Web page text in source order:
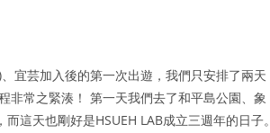
宜芸加入後的第一次出遊，我們只安排了兩天
常之緊湊！ 第一天我們去了和平島公園、象
這天也剛好是HSUEH LAB成立三週年的日子。